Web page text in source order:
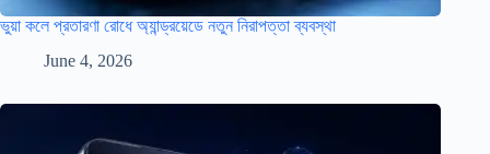
ভুয়া কলে প্রতারণা রোধে অ্যান্ড্রয়েডে নতুন নিরাপত্তা ব্যবস্থা
June 4, 2026